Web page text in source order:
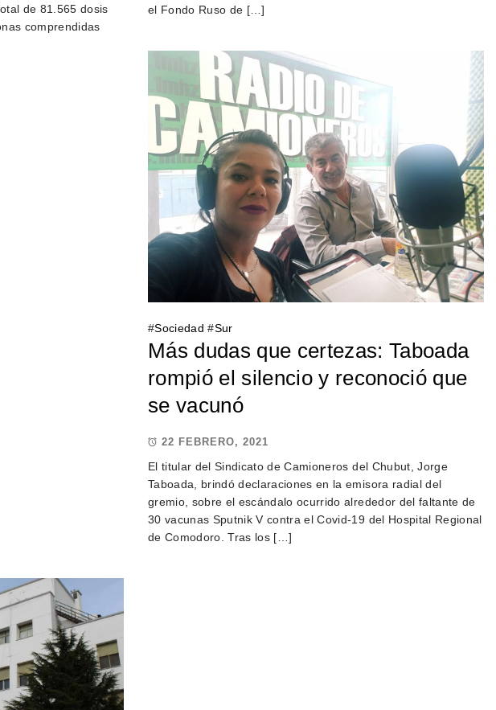
de 81.565 dosis
comprendidas
el Fondo Ruso de […]
#Sociedad #Sur
Más dudas que certezas: Taboada
rompió el silencio y reconoció que
se vacunó
22 FEBRERO, 2021
El titular del Sindicato de Camioneros del Chubut, Jorge
Taboada, brindó declaraciones en la emisora radial del
gremio, sobre el escándalo ocurrido alrededor del faltante de
30 vacunas Sputnik V contra el Covid-19 del Hospital Regional
de Comodoro. Tras los […]